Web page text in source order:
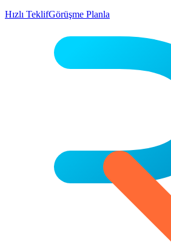
Hızlı TeklifGörüşme Planla